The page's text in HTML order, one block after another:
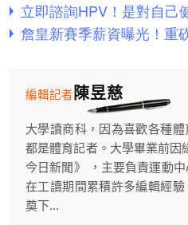
陳昱慈
編輯記者
大學讀商科，因為喜歡各種
都是體育記者。大學畢業前因
今日新聞》 ，主要負責運動
在工讀期間累積許多編輯經
奠下...